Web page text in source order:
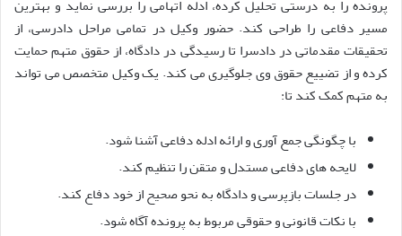
پرونده را به درستی تحلیل کرده، ادله اتهامی را بررسی نماید و بهترین
مسیر دفاعی را طراحی کند. حضور وکیل در تمامی مراحل دادرسی، از
تحقیقات مقدماتی در دادسرا تا رسیدگی در دادگاه، از حقوق متهم حمایت
کرده و از تضییع حقوق وی جلوگیری می کند. یک وکیل متخصص می تواند
به متهم کمک کند تا:
با چگونگی جمع آوری و ارائه ادله دفاعی آشنا شود.
لایحه های دفاعی مستدل و متقن را تنظیم کند.
در جلسات بازپرسی و دادگاه به نحو صحیح از خود دفاع کند.
با نکات قانونی و حقوقی مربوط به پرونده آگاه شود.